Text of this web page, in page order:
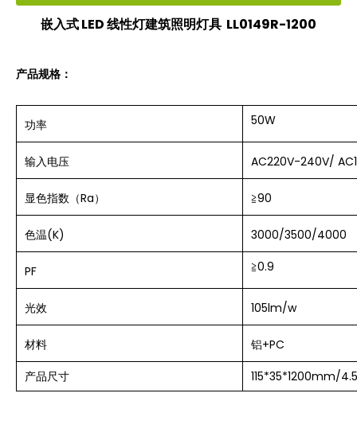
嵌入式 LED 线性灯建筑照明灯具 LL0149R-1200
产品规格：
功率 50W
输入电压 AC220V-240V/
显色指数（Ra） ≧90
色温(K) 3000/3500/4000
PF ≧0.9
光效 105lm/w
材料
铝+PC
产品尺寸
115*35*1200mm/